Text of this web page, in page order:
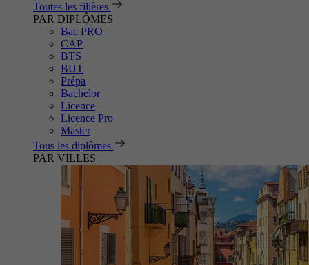
Toutes les filières
PAR DIPLÔMES
Bac PRO
CAP
BTS
BUT
Prépa
Bachelor
Licence
Licence Pro
Master
Tous les diplômes
PAR VILLES